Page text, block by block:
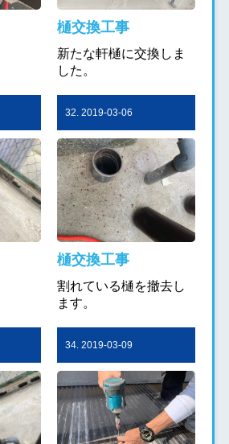
樋交換工事
新たな軒樋に交換しま
した。
32. 2019-03-06
樋交換工事
割れている樋を撤去し
ます。
34. 2019-03-09